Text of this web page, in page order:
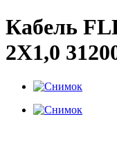
Кабель
2X1,0